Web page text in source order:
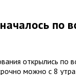
по
открылись по
можно с 8